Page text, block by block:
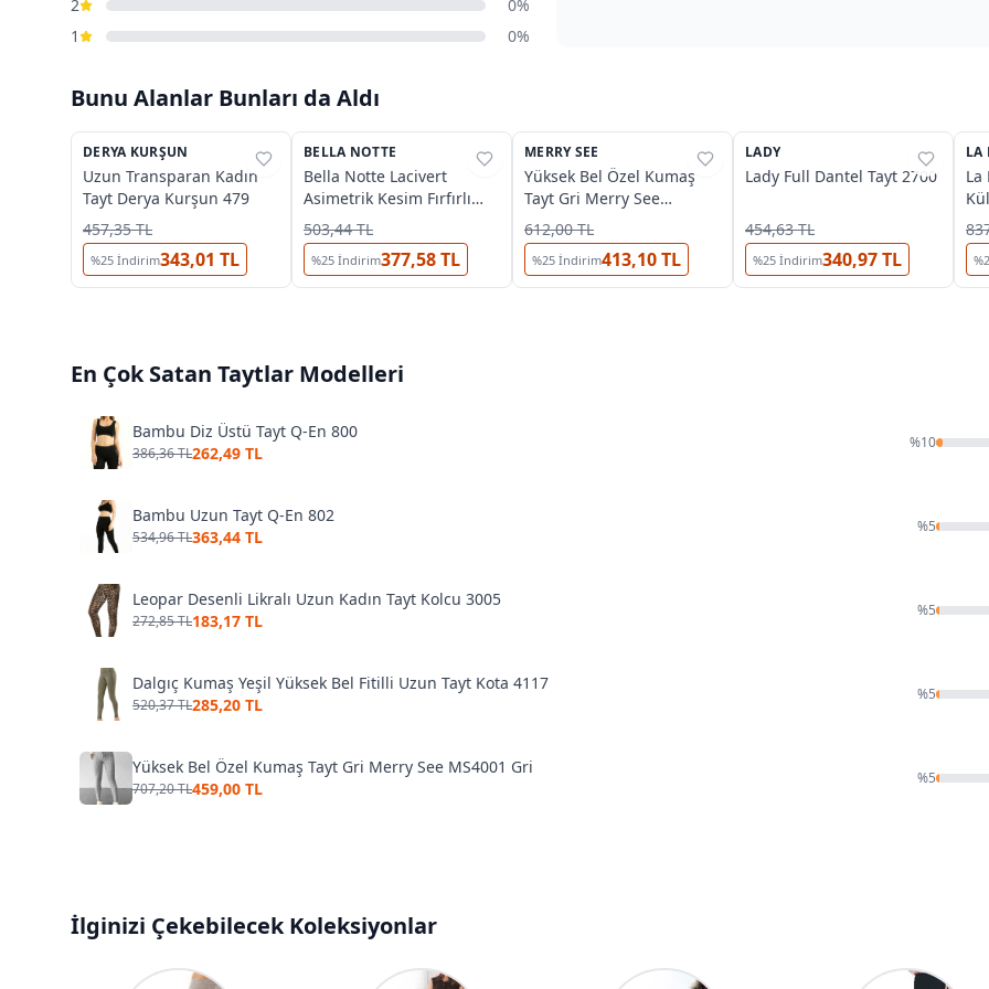
2
0%
1
0%
Bunu Alanlar Bunları da Aldı
%61
DERYA KURŞUN
Uzun Transparan Kadın
Tayt Derya Kurşun 479
457,35 TL
%25 İndirim343,01 TL
%76
BELLA NOTTE
Bella Notte Lacivert
Asimetrik Kesim Fırfırlı
Gecelik 15620
503,44 TL
%25 İndirim377,58 TL
%42
MERRY SEE
Yüksek Bel Özel Kumaş
Tayt Gri Merry See
MS4001 Gri
612,00 TL
%25 İndirim413,10 TL
%62
LADY
Lady Full Dantel Tayt 2700
454,63 TL
%25 İndirim340,97 TL
%
LA
La
%
En Çok Satan Taytlar Modelleri
Bambu Diz Üstü Tayt Q-En 800
386,36 TL262,49 TL
%10
Bambu Uzun Tayt Q-En 802
534,96 TL363,44 TL
%5
Leopar Desenli Likralı Uzun Kadın Tayt Kolcu 3005
272,85 TL183,17 TL
%5
Dalgıç Kumaş Yeşil Yüksek Bel Fitilli Uzun Tayt Kota 4117
520,37 TL285,20 TL
%5
Yüksek Bel Özel Kumaş Tayt Gri Merry See MS4001 Gri
707,20 TL459,00 TL
%5
İlginizi Çekebilecek Koleksiyonlar